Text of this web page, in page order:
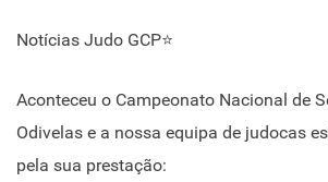
Notícias Judo GCP⭐
Aconteceu o Campeonato Nacional de
Odivelas e a nossa equipa de judocas
pela sua prestação: